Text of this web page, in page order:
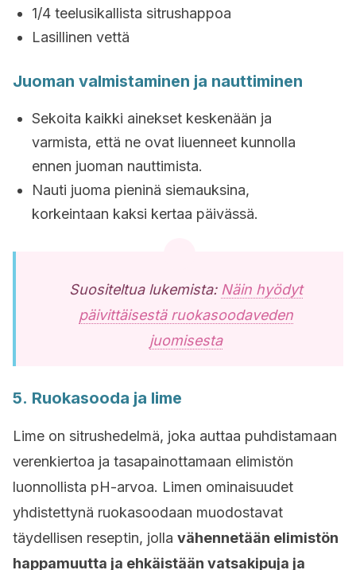
1/4 teelusikallista sitrushappoa
Lasillinen vettä
Juoman valmistaminen ja nauttiminen
Sekoita kaikki ainekset keskenään ja
varmista, että ne ovat liuenneet kunnolla
ennen juoman nauttimista.
Nauti juoma pieninä siemauksina,
korkeintaan kaksi kertaa päivässä.
Suositeltua lukemista: Näin hyödyt
päivittäisestä ruokasoodaveden
juomisesta
5. Ruokasooda ja lime
Lime on sitrushedelmä, joka auttaa puhdistamaan
verenkiertoa ja tasapainottamaan elimistön
luonnollista pH-arvoa. Limen ominaisuudet
yhdistettynä ruokasoodaan muodostavat
täydellisen reseptin, jolla vähennetään elimistön
happamuutta ja ehkäistään vatsakipuja ja